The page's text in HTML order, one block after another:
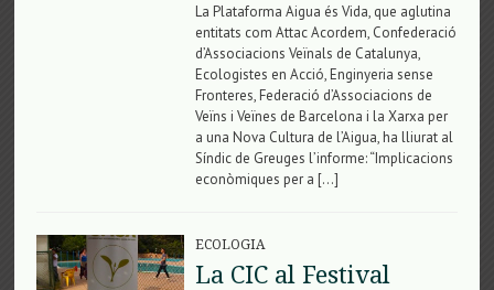
La Plataforma Aigua és Vida, que aglutina
entitats com Attac Acordem, Confederació
d’Associacions Veïnals de Catalunya,
Ecologistes en Acció, Enginyeria sense
Fronteres, Federació d’Associacions de
Veïns i Veïnes de Barcelona i la Xarxa per
a una Nova Cultura de l’Aigua, ha lliurat al
Síndic de Greuges l’informe: “Implicacions
econòmiques per a […]
ECOLOGIA
La CIC al Festival